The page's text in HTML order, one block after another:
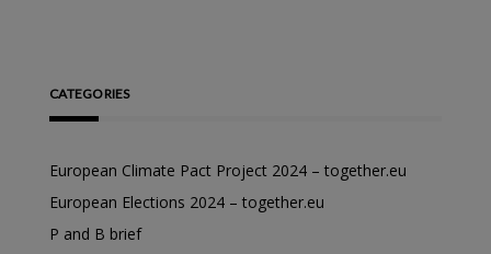
CATEGORIES
European Climate Pact Project 2024 – together.eu
European Elections 2024 – together.eu
P and B brief